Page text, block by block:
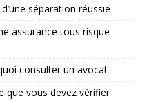
séparation réussie
assurance tous risque
consulter un avocat
que vous devez vérifier